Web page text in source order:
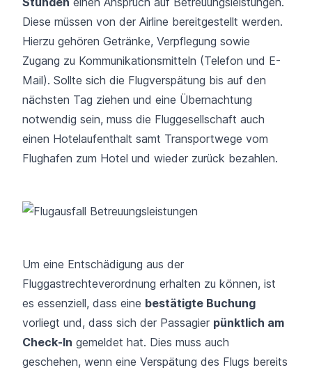
Diese müssen von der Airline bereitgestellt werden.
Hierzu gehören Getränke, Verpflegung sowie
Zugang zu Kommunikationsmitteln (Telefon und E-
Mail). Sollte sich die Flugverspätung bis auf den
nächsten Tag ziehen und eine Übernachtung
notwendig sein, muss die Fluggesellschaft auch
einen Hotelaufenthalt samt Transportwege vom
Flughafen zum Hotel und wieder zurück bezahlen.
Um eine Entschädigung aus der
Fluggastrechteverordnung erhalten zu können, ist
es essenziell, dass eine bestätigte Buchung
vorliegt und, dass sich der Passagier pünktlich am
Check-In gemeldet hat. Dies muss auch
geschehen, wenn eine Verspätung des Flugs bereits